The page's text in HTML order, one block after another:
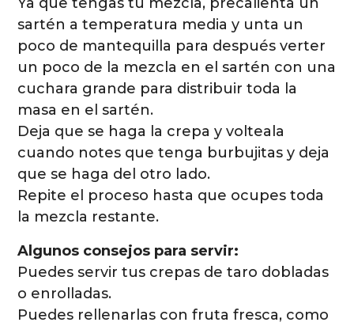
sartén a temperatura media y unta un
poco de mantequilla para después verter
un poco de la mezcla en el sartén con una
cuchara grande para distribuir toda la
masa en el sartén.
Deja que se haga la crepa y volteala
cuando notes que tenga burbujitas y deja
que se haga del otro lado.
Repite el proceso hasta que ocupes toda
la mezcla restante.
Algunos consejos para servir:
Puedes servir tus crepas de taro dobladas
o enrolladas.
Puedes rellenarlas con fruta fresca, como